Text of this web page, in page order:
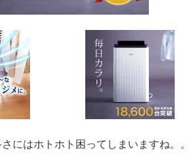
にはホトホト困ってしまいますね。